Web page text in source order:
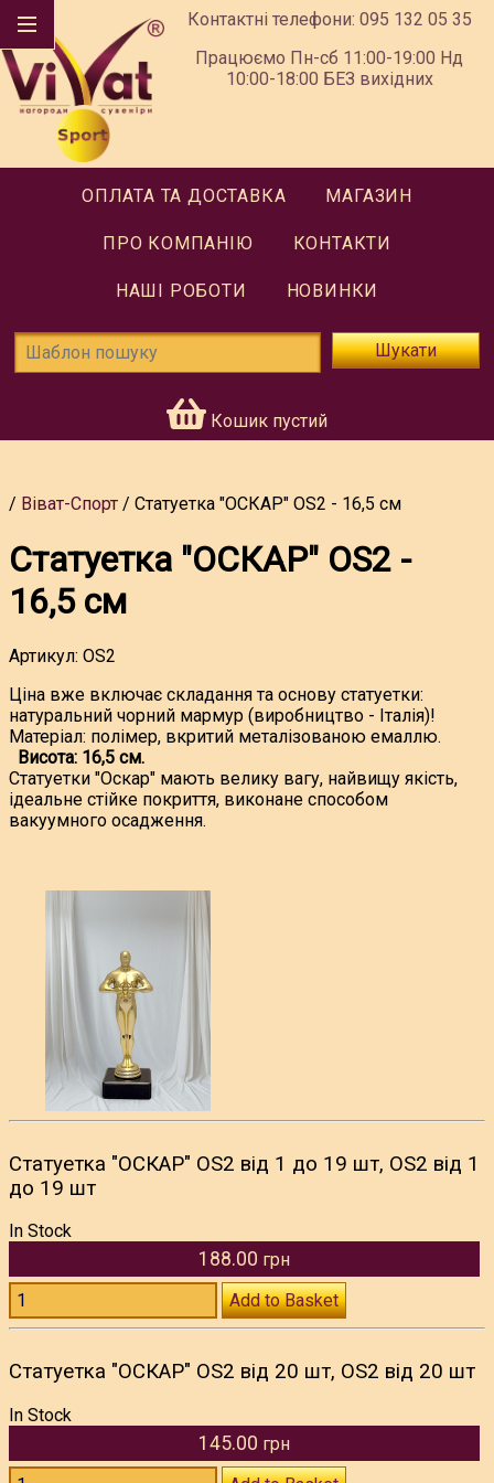
Контактні телефони: 095 132 05 35
Працюємо Пн-сб 11:00-19:00 Нд
10:00-18:00 БЕЗ вихідних
ОПЛАТА ТА ДОСТАВКА МАГАЗИН
ПРО КОМПАНІЮ КОНТАКТИ
НАШІ РОБОТИ НОВИНКИ
Шукати
Кошик пустий
Віват-Спорт Статуетка "ОСКАР" OS2 - 16,5 см
Статуетка "ОСКАР" OS2 -
16,5 см
Артикул: OS2
Ціна вже включає складання та основу статуетки:
натуральний чорний мармур (виробництво - Італія)!
Матеріал: полімер, вкритий металізованою емаллю.
Висота: 16,5 см.
Статуетки "Оскар" мають велику вагу, найвищу якість,
ідеальне стійке покриття, виконане способом
вакуумного осадження.
Статуетка "ОСКАР" OS2 від 1 до 19 шт, OS2 від 1
до 19 шт
In Stock
188.00 грн
Add to Basket
Статуетка "ОСКАР" OS2 від 20 шт, OS2 від 20 шт
In Stock
145.00 грн